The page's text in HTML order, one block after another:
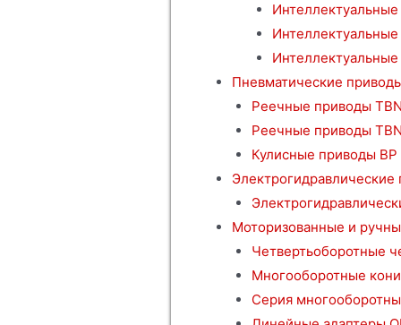
Пневматические
Реечные приводы
Реечные приводы
Кулисные приводы BP
Электрогидравлические
Моторизованные и
Четвертьоборотные
Многооборотные
Серия